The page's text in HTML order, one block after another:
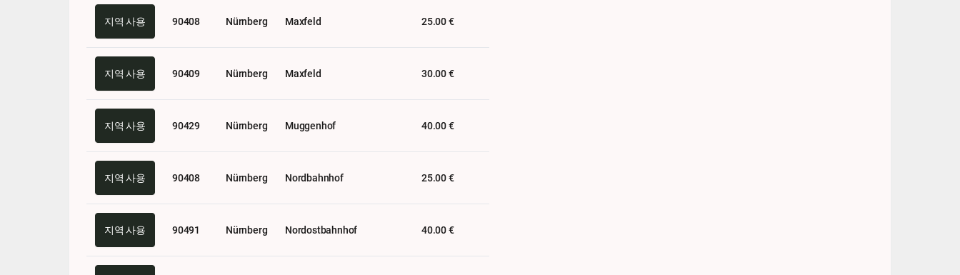
지역 사용 90408 Nürnberg Maxfeld 25.00 €
지역 사용 90409 Nürnberg Maxfeld 30.00 €
지역 사용 90429 Nürnberg Muggenhof 40.00 €
지역 사용 90408 Nürnberg Nordbahnhof 25.00 €
지역 사용 90491 Nürnberg Nordostbahnhof 40.00 €